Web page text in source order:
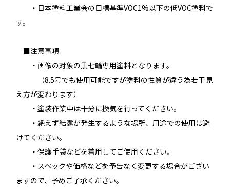
・日本塗料工業会の目標基準VOC1%以下の低VOC塗料で
す。
■注意事項
・画像の対象の黒七輪専用塗料となります。
（8.5号でも使用可能ですが塗料の性質が違う為若干見
え方が変わります）
・塗装作業中は十分に換気を行ってください。
・絶えず結露が発生するような場所、用途での使用は避
けてください。
・保護手袋などを着用してご使用ください。
・スペックや価格などを予告なく変更する場合がござい
ますので、予めご了承ください。